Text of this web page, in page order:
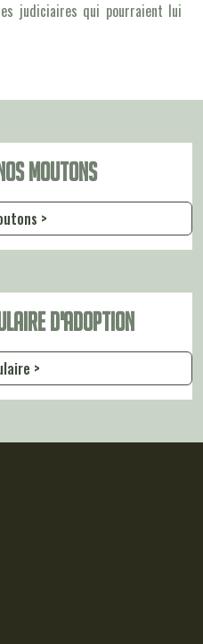
judiciaires qui pourraient lui
moutons
>
d'adoption
>